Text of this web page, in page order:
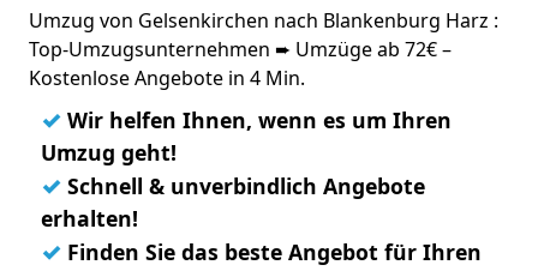
Umzug von Gelsenkirchen nach Blankenburg Harz :
Top-Umzugsunternehmen ➨ Umzüge ab 72€ –
Kostenlose Angebote in 4 Min.
✓ Wir helfen Ihnen, wenn es um Ihren
Umzug geht!
✓ Schnell & unverbindlich Angebote
erhalten!
✓ Finden Sie das beste Angebot für Ihren